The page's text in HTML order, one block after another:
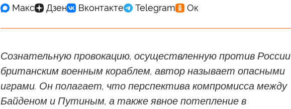
Сознательную провокацию, осуществленную против России
британским военным кораблем, автор называет опасными
играми. Он полагает, что перспектива компромисса между
Байденом и Путиным, а также явное потепление в